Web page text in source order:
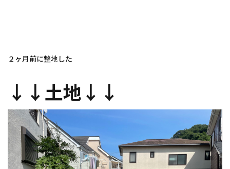
２ヶ月前に整地した
↓↓土地↓↓